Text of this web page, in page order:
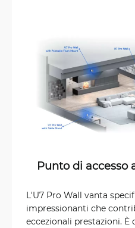
Punto di accesso
L'U7 Pro Wall vanta
impressionanti che
eccezionali prestazioni. È